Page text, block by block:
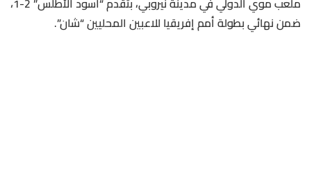
ضمن نهائي بطولة أمم إفريقيا للاعبين المحليين “شان”.